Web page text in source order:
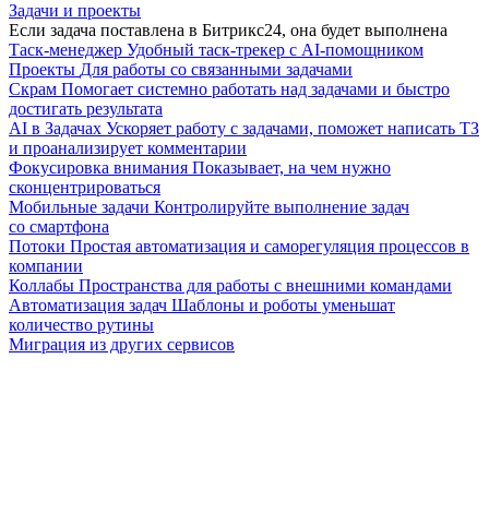
Задачи и проекты
Если задача поставлена в Битрикс24, она будет выполнена
Таск-менеджер Удобный таск-трекер с AI-помощником
Проекты Для работы со связанными задачами
Скрам Помогает системно работать над задачами и быстро
достигать результата
AI в Задачах Ускоряет работу с задачами, поможет написать ТЗ
и проанализирует комментарии
Фокусировка внимания Показывает, на чем нужно
сконцентрироваться
Мобильные задачи Контролируйте выполнение задач
со смартфона
Потоки Простая автоматизация и саморегуляция процессов в
компании
Коллабы Пространства для работы с внешними командами
Автоматизация задач Шаблоны и роботы уменьшат
количество рутины
Миграция из других сервисов